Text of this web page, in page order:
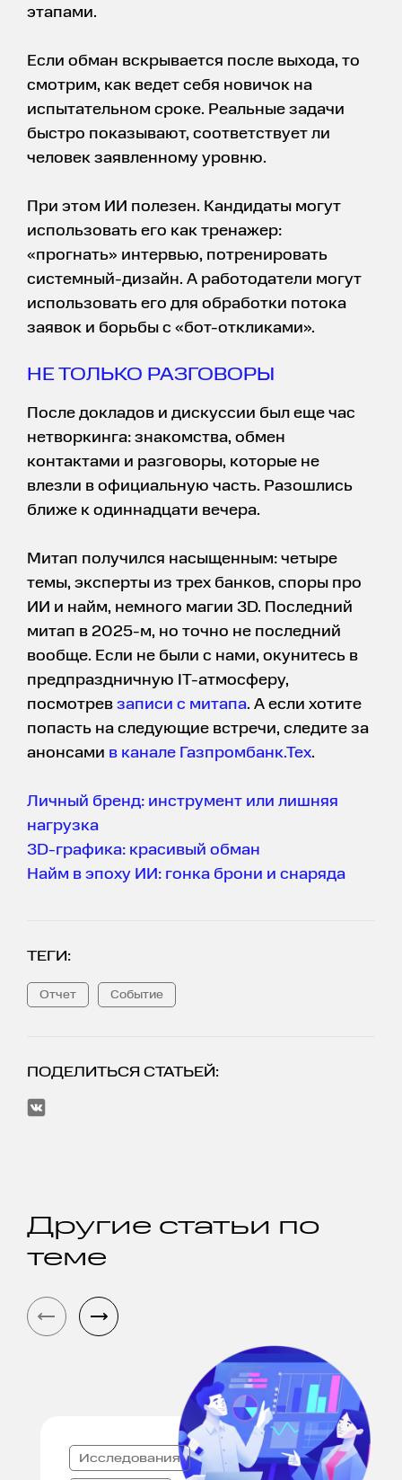
ТЕГИ:
Отчет Событие
ПОДЕЛИТЬСЯ СТАТЬЕЙ:
этапами.
Если обман вскрывается после выхода, то
смотрим, как ведет себя новичок на
испытательном сроке. Реальные задачи
быстро показывают, соответствует ли
человек заявленному уровню.
При этом ИИ полезен. Кандидаты могут
использовать его как тренажер:
«прогнать» интервью, потренировать
системный-дизайн. А работодатели могут
использовать его для обработки потока
заявок и борьбы с «бот-откликами».
НЕ ТОЛЬКО РАЗГОВОРЫ
После докладов и дискуссии был еще час
нетворкинга: знакомства, обмен
контактами и разговоры, которые не
влезли в официальную часть. Разошлись
ближе к одиннадцати вечера.
Митап получился насыщенным: четыре
темы, эксперты из трех банков, споры про
ИИ и найм, немного магии 3D. Последний
митап в 2025-м, но точно не последний
вообще. Если не были с нами, окунитесь в
предпраздничную IT-атмосферу,
посмотрев записи с митапа. А если хотите
попасть на следующие встречи, следите за
анонсами в канале Газпромбанк.Тех.
Личный бренд: инструмент или лишняя
нагрузка
3D-графика: красивый обман
Найм в эпоху ИИ: гонка брони и снаряда
Другие статьи по
теме
Исследования